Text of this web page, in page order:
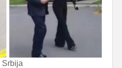
Srbija